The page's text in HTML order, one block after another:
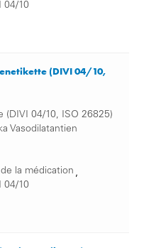
04/10
(DIVI 04/10,
(DIVI 04/10, ISO 26825)
Vasodilatantien
la médication ,
04/10